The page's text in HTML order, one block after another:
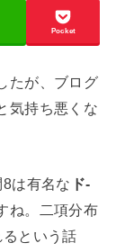
Pocket
たが、ブログ
気持ち悪くな
は有名な ド-
ね。二項分布
という話